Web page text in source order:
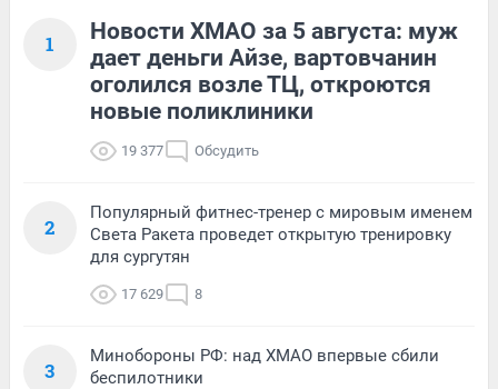
1
Новости ХМАО за 5 августа: муж
дает деньги Айзе, вартовчанин
оголился возле ТЦ, откроются
новые поликлиники
19 377 Обсудить
2
Популярный фитнес-тренер с мировым именем
Света Ракета проведет открытую тренировку
для сургутян
17 629 8
3
Минобороны РФ: над ХМАО впервые сбили
беспилотники